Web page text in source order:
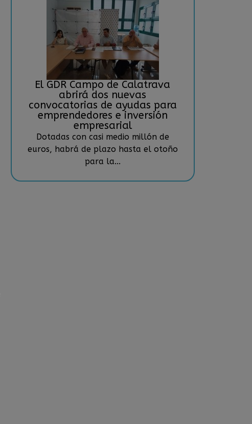
El GDR Campo de Calatrava
abrirá dos nuevas
convocatorias de ayudas para
emprendedores e inversión
empresarial
Dotadas con casi medio millón de
euros, habrá de plazo hasta el otoño
para la...